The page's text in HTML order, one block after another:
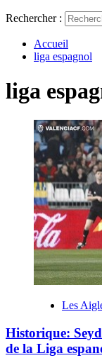
Rechercher :
Accueil
liga espagnol
liga
Les
Historique:
de la Liga